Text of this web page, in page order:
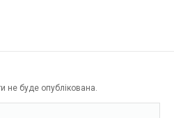
не буде опублікована.